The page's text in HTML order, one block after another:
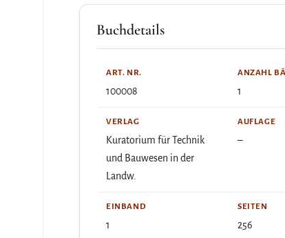
Buchdetails
ART. NR.
100008
ANZAHL
1
VERLAG
Kuratorium für Technik
und Bauwesen in der
Landw.
AUFLAGE
–
EINBAND
1
SEITEN
256